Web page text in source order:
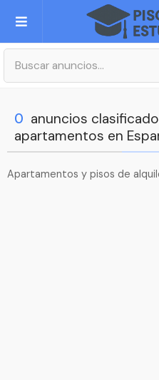
Publica tu Anuncio
Mi cuenta
0 anuncios
apartamentos en
Apartamentos y pisos de